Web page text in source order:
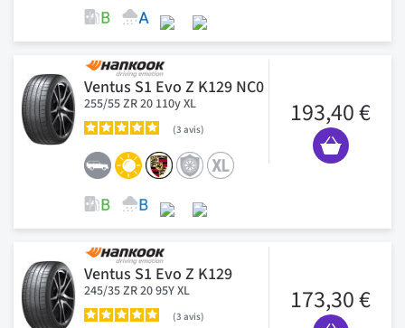
Ventus S1 Evo Z K129 NC0
255/55 ZR 20 110y XL
3 avis
193,40 €
Ventus S1 Evo Z K129
245/35 ZR 20 95Y XL
3 avis
173,30 €